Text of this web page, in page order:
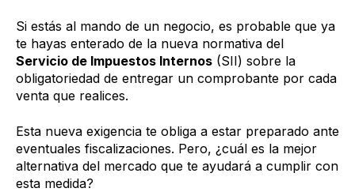
Si estás al mando de un negocio, es probable que ya
te hayas enterado de la nueva normativa del
Servicio de Impuestos Internos (SII) sobre la
obligatoriedad de entregar un comprobante por cada
venta que realices.
Esta nueva exigencia te obliga a estar preparado ante
eventuales fiscalizaciones. Pero, ¿cuál es la mejor
alternativa del mercado que te ayudará a cumplir con
esta medida?